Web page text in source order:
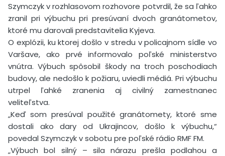
Szymczyk v rozhlasovom rozhovore potvrdil, že sa ľahko
zranil pri výbuchu pri presúvaní dvoch granátometov,
ktoré mu darovali predstavitelia Kyjeva.
O explózii, ku ktorej došlo v stredu v policajnom sídle vo
Varšave, ako prvé informovalo poľské ministerstvo
vnútra. Výbuch spôsobil škody na troch poschodiach
budovy, ale nedošlo k požiaru, uviedli médiá. Pri výbuchu
utrpel ľahké zranenia aj civilný zamestnanec
veliteľstva.
„Keď som presúval použité granátomety, ktoré sme
dostali ako dary od Ukrajincov, došlo k výbuchu,“
povedal Szymczyk v sobotu pre poľské rádio RMF FM.
„Výbuch bol silný – sila nárazu prešla podlahou a